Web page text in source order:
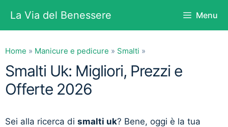
contenuto
La Via del Benessere Menu
Home » Manicure e pedicure » Smalti »
Smalti Uk: Migliori, Prezzi e
Offerte 2026
Sei alla ricerca di smalti uk? Bene, oggi è la tua